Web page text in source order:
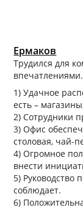
Ермаков
Трудился для
впечатлениями.
1) Удачное
есть –
2) Сотрудники
3) Офис
столовая, чай-
4) Огромное
внести
5) Руководство
соблюдает.
6)